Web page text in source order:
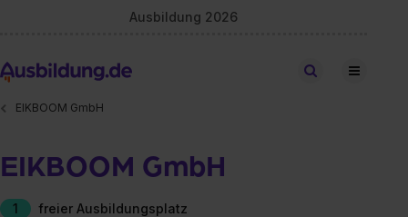
Ausbildung 2026
Stellen finden
EIKBOOM GmbH
EIKBOOM GmbH
1
freier Ausbildungsplatz